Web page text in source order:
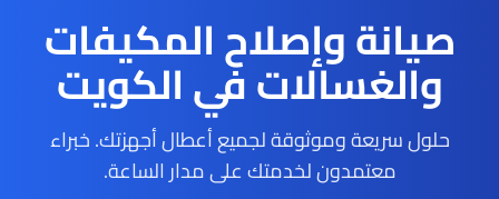
صيانة وإصلاح المكيفات
والغسالات في الكويت
حلول سريعة وموثوقة لجميع أعطال أجهزتك. خبراء
معتمدون لخدمتك على مدار الساعة.